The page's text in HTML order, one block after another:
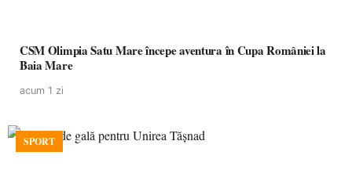
CSM Olimpia Satu Mare începe aventura în Cupa României la
Baia Mare
acum 1 zi
SPORT